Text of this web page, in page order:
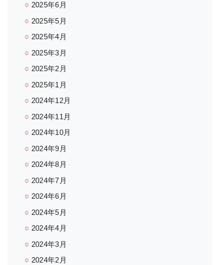
2025年6月
2025年5月
2025年4月
2025年3月
2025年2月
2025年1月
2024年12月
2024年11月
2024年10月
2024年9月
2024年8月
2024年7月
2024年6月
2024年5月
2024年4月
2024年3月
2024年2月